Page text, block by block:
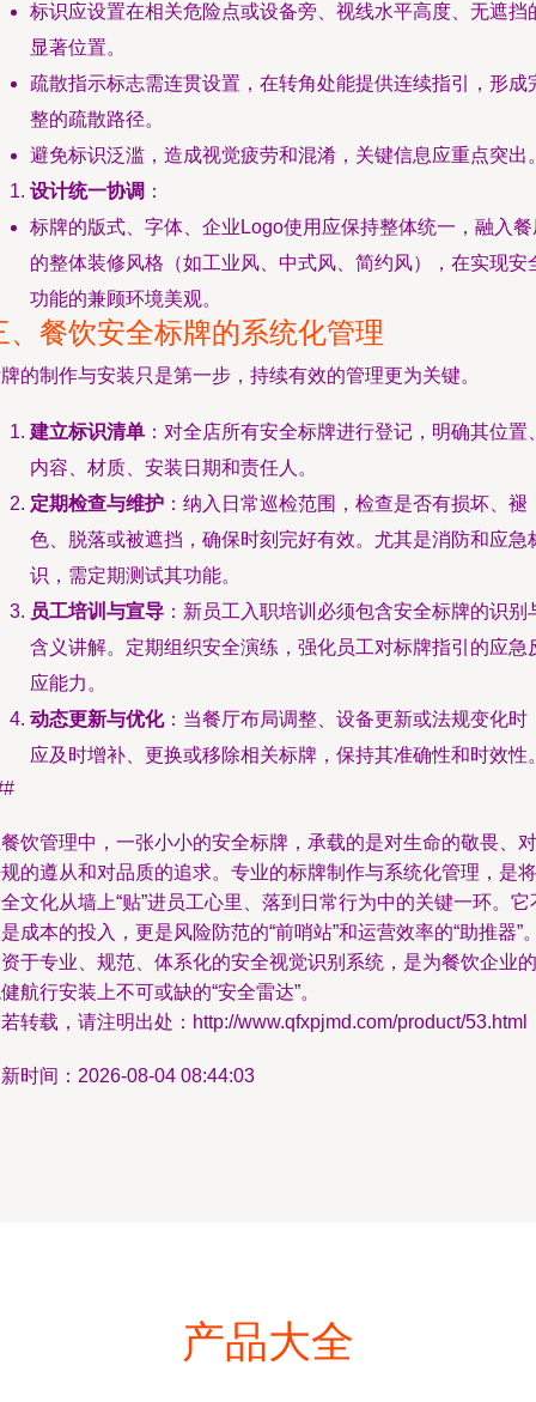
标识应设置在相关危险点或设备旁、视线水平高度、无遮挡
显著位置。
疏散指示标志需连贯设置，在转角处能提供连续指引，形成
整的疏散路径。
避免标识泛滥，造成视觉疲劳和混淆，关键信息应重点突出
设计统一协调 ：
标牌的版式、字体、企业Logo使用应保持整体统一，融入餐
的整体装修风格（如工业风、中式风、简约风），在实现安
功能的兼顾环境美观。
、餐饮安全标牌的系统化管理
的制作与安装只是第一步，持续有效的管理更为关键。
建立标识清单 ：对全店所有安全标牌进行登记，明确其位置
内容、材质、安装日期和责任人。
定期检查与维护 ：纳入日常巡检范围，检查是否有损坏、褪
色、脱落或被遮挡，确保时刻完好有效。尤其是消防和应急
识，需定期测试其功能。
员工培训与宣导 ：新员工入职培训必须包含安全标牌的识别
含义讲解。定期组织安全演练，强化员工对标牌指引的应急
应能力。
动态更新与优化：当餐厅布局调整、设备更新或法规变化时
应及时增补、更换或移除相关标牌，保持其准确性和时效性
饮管理中，一张小小的安全标牌，承载的是对生命的敬畏、对
的遵从和对品质的追求。专业的标牌制作与系统化管理，是将
文化从墙上“贴”进员工心里、落到日常行为中的关键一环。它
成本的投入，更是风险防范的“前哨站”和运营效率的“助推器”
于专业、规范、体系化的安全视觉识别系统，是为餐饮企业的
航行安装上不可或缺的“安全雷达”。
转载，请注明出处：http://www.qfxpjmd.com/product/53.html
时间：2026-08-04 08:44:03
产品大全